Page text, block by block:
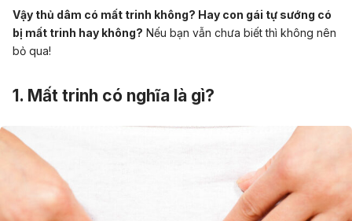
Vậy thủ dâm có mất trinh không? Hay con gái tự sướng có
bị mất trinh hay không? Nếu bạn vẫn chưa biết thì không nên
bỏ qua!
1. Mất trinh có nghĩa là gì?